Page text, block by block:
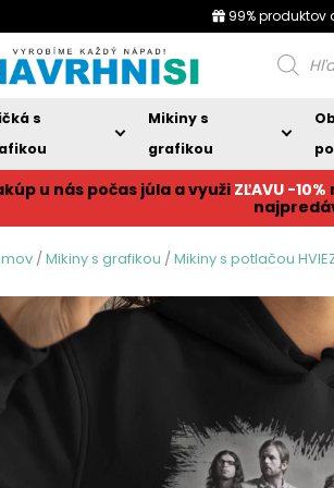
99% produktov
Products
search
s
Mikiny s
grafikou
u nás počas júla a využiZĽAVU -10%
/Mikiny s grafikou /Mikiny s potlačou